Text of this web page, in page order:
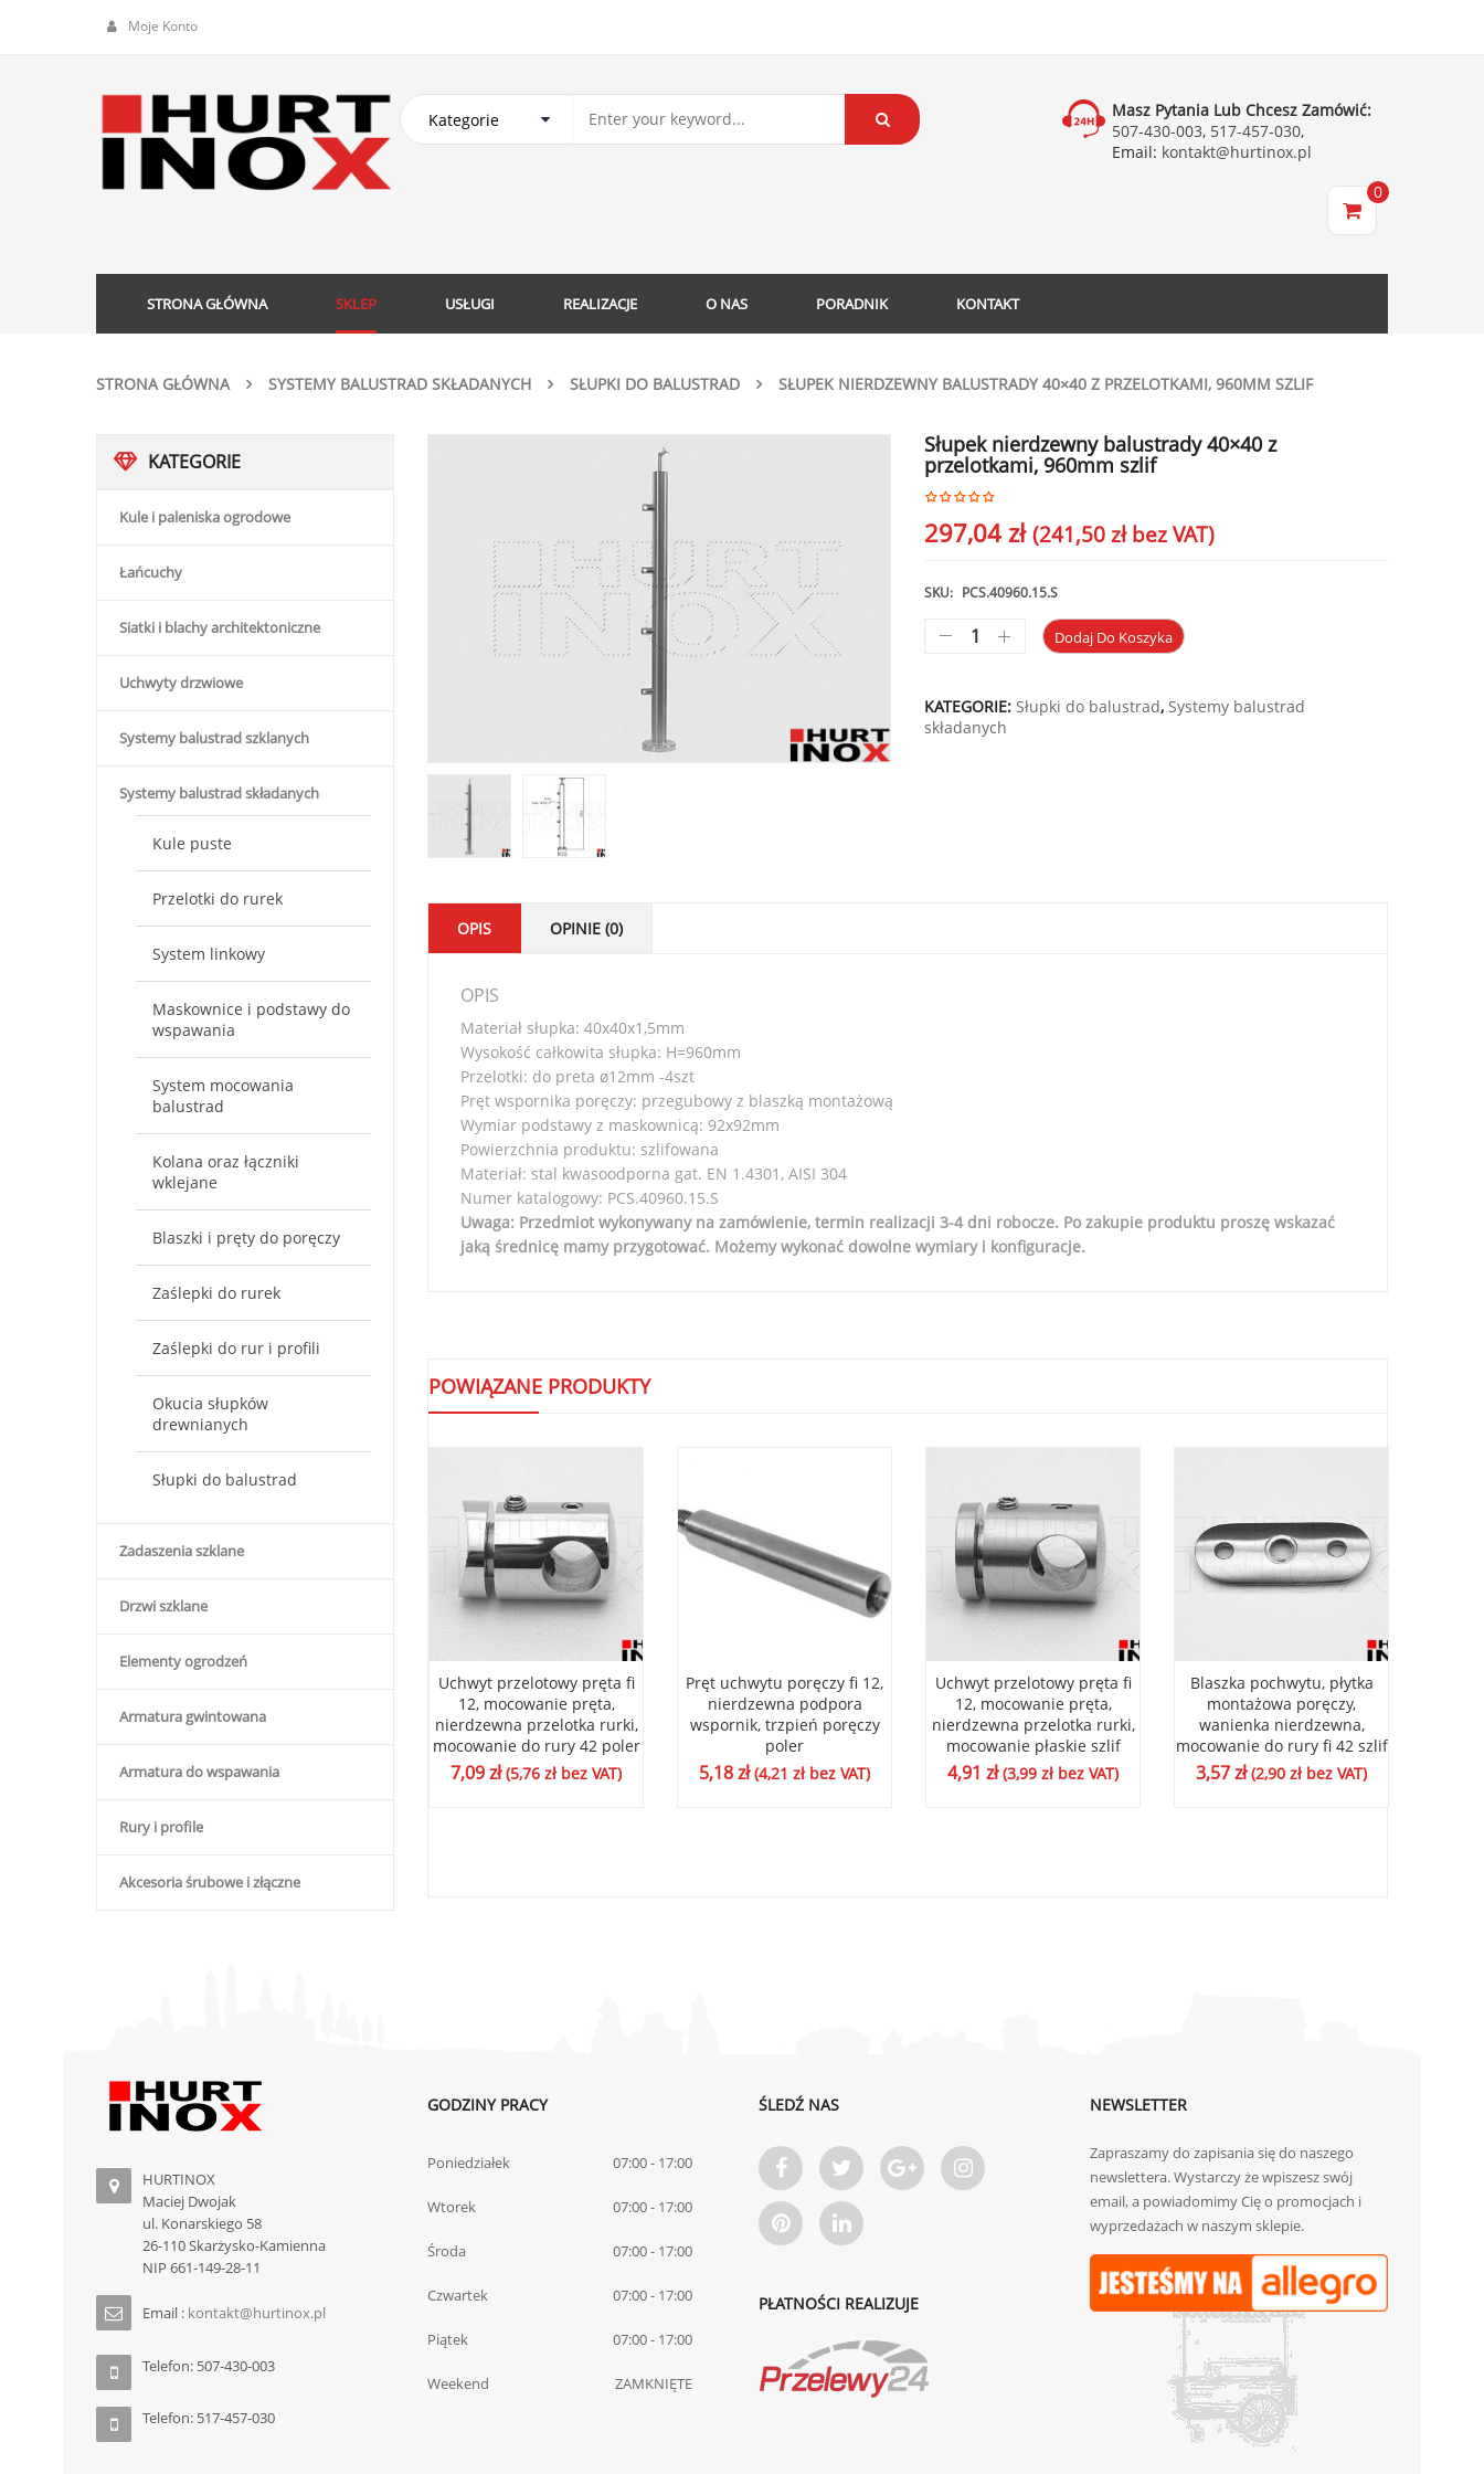
Moje Konto
Masz Pytania Lub Chcesz Zamówić:
507-430-003, 517-457-030,
Email: kontakt@hurtinox.pl
0
STRONA GŁÓWNA SKLEP USŁUGI REALIZACJE O NAS PORADNIK KONTAKT
STRONA GŁÓWNA SYSTEMY BALUSTRAD SKŁADANYCH SŁUPKI DO BALUSTRAD SŁUPEK NIERDZEWNY BALUSTRADY 40×40 Z PRZELOTKAMI, 960MM SZLIF
KATEGORIE
Kule i paleniska ogrodowe
Łańcuchy
Siatki i blachy architektoniczne
Uchwyty drzwiowe
Systemy balustrad szklanych
Systemy balustrad składanych
Kule puste
Przelotki do rurek
System linkowy
Maskownice i podstawy do
wspawania
System mocowania
balustrad
Kolana oraz łączniki
wklejane
Blaszki i pręty do poręczy
Zaślepki do rurek
Zaślepki do rur i profili
Okucia słupków
drewnianych
Słupki do balustrad
Zadaszenia szklane
Drzwi szklane
Elementy ogrodzeń
Armatura gwintowana
Armatura do wspawania
Rury i profile
Akcesoria śrubowe i złączne
Słupek nierdzewny balustrady 40×40 z
przelotkami, 960mm szlif
297,04 zł (241,50 złbez VAT)
SKU: PCS.40960.15.S
Dodaj Do Koszyka
KATEGORIE: Słupki do balustrad, Systemy balustrad
składanych
OPIS OPINIE (0)
OPIS
Materiał słupka: 40x40x1,5mm
Wysokość całkowita słupka: H=960mm
Przelotki: do preta ø12mm -4szt
Pręt wspornika poręczy: przegubowy z blaszką montażową
Wymiar podstawy z maskownicą: 92x92mm
Powierzchnia produktu: szlifowana
Materiał: stal kwasoodporna gat. EN 1.4301, AISI 304
Numer katalogowy: PCS.40960.15.S
Uwaga: Przedmiot wykonywany na zamówienie, termin realizacji 3-4 dni robocze. Po zakupie produktu proszę wskazać
jaką średnicę mamy przygotować. Możemy wykonać dowolne wymiary i konfiguracje.
POWIĄZANE PRODUKTY
nierdzewna,
bez VAT)
wspornik, trzpień poręczy
10,73zł (8,72
Uchwyt przelotowy pręta fi
12, mocowanie pręta,
nierdzewna przelotka rurki,
mocowanie do rury 42 poler
7,09zł (5,76 złbez VAT)
Pręt uchwytu poręczy fi 12,
nierdzewna podpora
wspornik, trzpień poręczy
poler
5,18zł (4,21 złbez VAT)
Uchwyt przelotowy pręta fi
12, mocowanie pręta,
nierdzewna przelotka rurki,
mocowanie płaskie szlif
4,91 zł (3,99 złbez VAT)
Blaszka pochwytu, płytka
montażowa poręczy,
wanienka nierdzewna,
mocowanie do rury fi 42 szlif
3,57zł (2,90 złbez VAT)
HURTINOX
Maciej Dwojak
ul. Konarskiego 58
26-110 Skarżysko-Kamienna
NIP 661-149-28-11
Email : kontakt@hurtinox.pl
Telefon: 507-430-003
Telefon: 517-457-030
GODZINY PRACY
Poniedziałek 07:00 - 17:00
Wtorek 07:00 - 17:00
Środa 07:00 - 17:00
Czwartek 07:00 - 17:00
Piątek 07:00 - 17:00
Weekend ZAMKNIĘTE
ŚLEDŹ NAS
PŁATNOŚCI REALIZUJE
NEWSLETTER
Zapraszamy do zapisania się do naszego
newslettera. Wystarczy że wpiszesz swój
email, a powiadomimy Cię o promocjach i
wyprzedażach w naszym sklepie.